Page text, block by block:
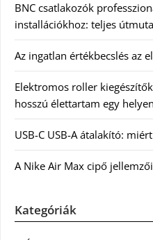
BNC csatlakozók
installációkhoz: teljes
Az ingatlan értékbecslés az
Elektromos roller
hosszú élettartam egy helyen
USB-C USB-A átalakító:
A Nike Air Max cipő jellemzői
Kategóriák